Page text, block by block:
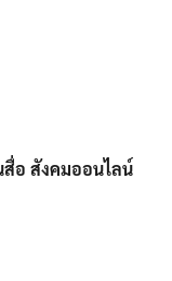
อ สังคมออนไลน์